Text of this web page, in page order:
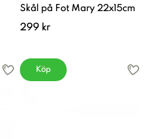
Skål på Fot Mary 22x15cm
299 kr
Köp